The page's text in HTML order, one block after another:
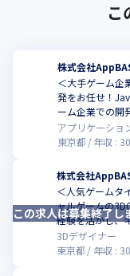
こ
株式会社
＜大手ゲーム企
発をお任せ！
ーム企業での開
アプリケーショ
東京都
年収 :
株式会社
＜人気ゲームタ
ャルゲームの
経験を活かし、
3Dデザイナー
東京都
年収 :
この求人は募集終了し